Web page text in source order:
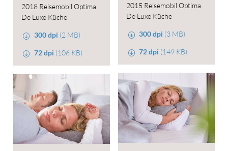
2015 Reisemobil Optima
De Luxe Küche
300 dpi (3 MB)
72 dpi (149 KB)
2018 Reisemobil Optima
De Luxe Küche
300 dpi (2 MB)
72 dpi (106 KB)